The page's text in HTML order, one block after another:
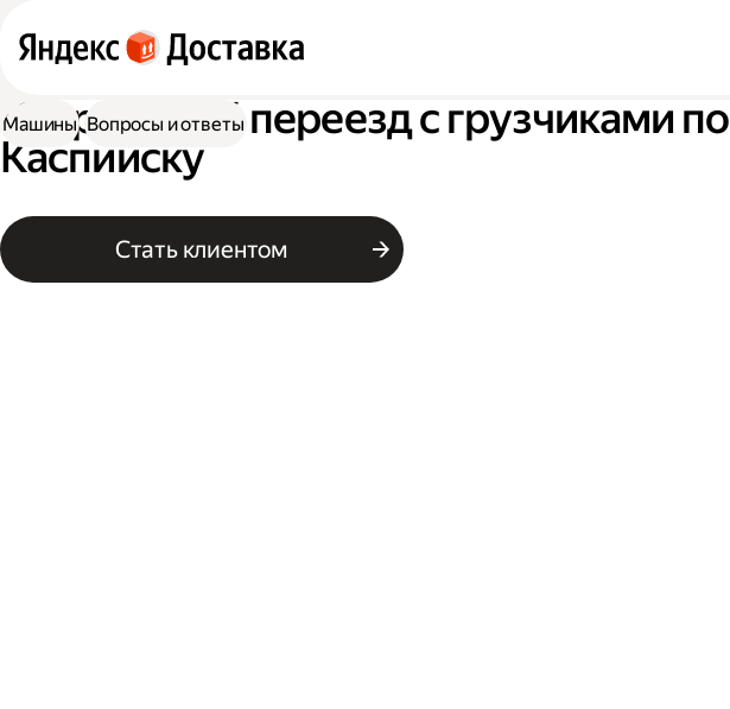
Квартирный переезд с грузчиками по
Каспийску
Стать клиентом
Машины Вопросы и ответы